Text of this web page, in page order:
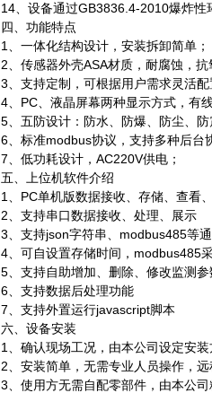
14、设备通过GB3836.4-2010爆炸性
四、功能特点
1、一体化结构设计，安装拆卸简单；
2、传感器外壳ASA材质，耐腐蚀，抗
3、支持定制，可根据用户需求灵活配
4、PC、液晶屏幕两种显示方式，有
5、五防设计：防水、防爆、防尘、防
6、标准modbus协议，支持多种后台
7、低功耗设计，AC220V供电；
五、上位机软件介绍
1、PC单机版数据接收、存储、查看
2、支持串口数据接收、处理、展示
3、支持json字符串、modbus485等
4、可自设置存储时间，modbus485
5、支持自助增加、删除、修改监测
6、支持数据后处理功能
7、支持外置运行javascript脚本
六、设备安装
1、确认现场工况，由本公司设定安装
2、安装简单，无需专业人员操作，
3、使用方无需自配零部件，由本公